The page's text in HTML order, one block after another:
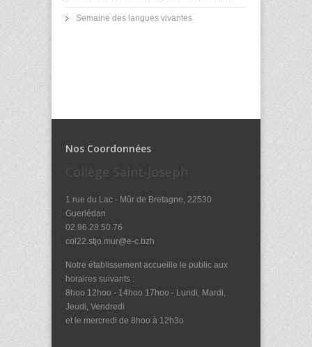
Semaine des langues vivantes
Nos Coordonnées
Collège Saint-Joseph
1 rue du Lac - Mûr de Bretagne, 22530
Guerlédan
02.96.28.50.76
col22.stjo.mur@e-c.bzh
Notre établissement accueille le public aux
horaires suivants :
8hoo 12hoo - 14hoo 17hoo - Lundi, Mardi,
Jeudi, Vendredi
et le mercredi de 8hoo à 12h3o